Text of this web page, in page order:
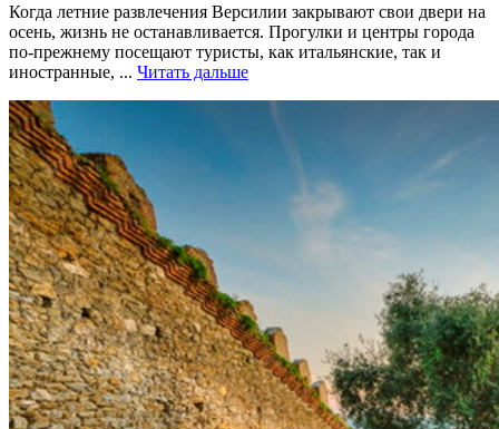
Когда летние развлечения Версилии закрывают свои двери на
осень, жизнь не останавливается. Прогулки и центры города
по-прежнему посещают туристы, как итальянские, так и
иностранные, ... Читать дальше